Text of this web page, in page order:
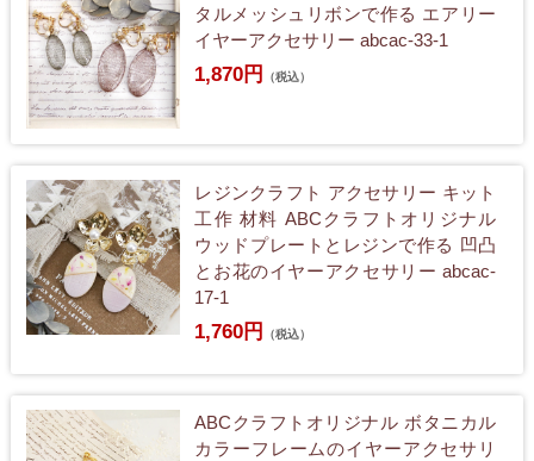
タルメッシュリボンで作る エアリー
イヤーアクセサリー abcac-33-1
1,870円 （税込）
レジンクラフト アクセサリー キット
工作 材料 ABCクラフトオリジナル
ウッドプレートとレジンで作る 凹凸
とお花のイヤーアクセサリー abcac-
17-1
1,760円 （税込）
ABCクラフトオリジナル ボタニカル
カラーフレームのイヤーアクセサリ